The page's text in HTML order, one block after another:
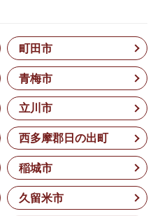
町田市
青梅市
立川市
西多摩郡日の出町
稲城市
久留米市